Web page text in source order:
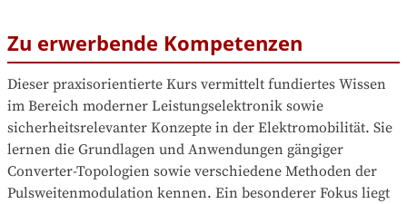
Zu erwerbende Kompetenzen
Dieser praxisorientierte Kurs vermittelt fundiertes Wissen
im Bereich moderner Leistungselektronik sowie
sicherheitsrelevanter Konzepte in der Elektromobilität. Sie
lernen die Grundlagen und Anwendungen gängiger
Converter-Topologien sowie verschiedene Methoden der
Pulsweitenmodulation kennen. Ein besonderer Fokus liegt